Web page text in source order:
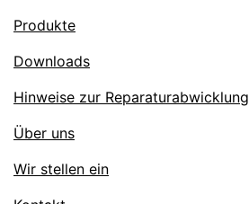
Produkte
Downloads
Hinweise zur Reparaturabwicklung
Über uns
Wir stellen ein